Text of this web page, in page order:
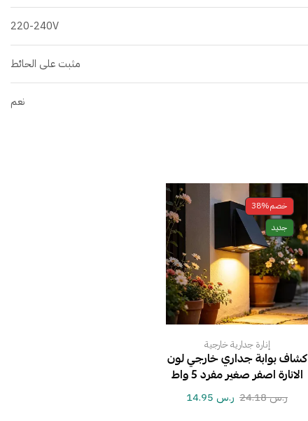
220-240V
مثبت على الحائط
نعم
خصم38%
جديد
إنارة جدارية خارجية
كشاف بوابة جداري خارجي لون
الانارة اصفر صغير مفرد 5 واط
ر.س24.18 ر.س